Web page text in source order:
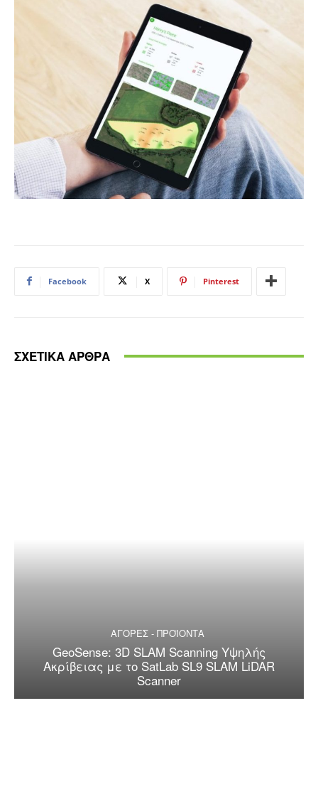
Facebook X Pinterest
ΣΧΕΤΙΚΑ ΑΡΘΡΑ
ΑΓΟΡΕΣ - ΠΡΟΪΟΝΤΑ
GeoSense: 3D SLAM Scanning Υψηλής
Ακρίβειας με το SatLab SL9 SLAM LiDAR
Scanner